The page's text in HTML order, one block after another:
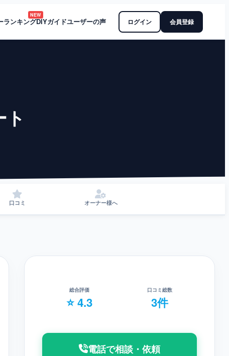
ランキング
NEW
DIYガイドユーザーの声 ログイン 会員登録
口コミ オーナー様へ
総合評価
⭐ 4.3
口コミ総数
3件
電話で相談・依頼